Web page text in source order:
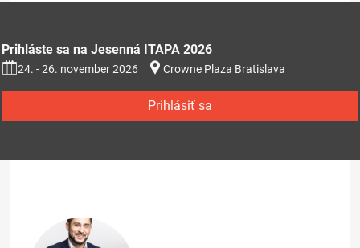
Prihláste sa na Jesenná ITAPA 2026
24. - 26. november 2026 Crowne Plaza Bratislava
Prihlásiť sa